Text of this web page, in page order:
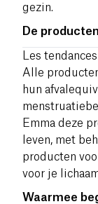
gezin.
De producten
Les
Alle
hun
Emma deze
leven, met
producten
voor je
Waarmee